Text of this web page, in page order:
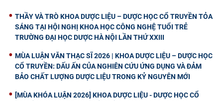
THẦY VÀ TRÒ KHOA DƯỢC LIỆU – DƯỢC HỌC CỔ TRUYỀN TỎA
SÁNG TẠI HỘI NGHỊ KHOA HỌC CÔNG NGHỆ TUỔI TRẺ
TRƯỜNG ĐẠI HỌC DƯỢC HÀ NỘI LẦN THỨ XXIII
MÙA LUẬN VĂN THẠC SĨ 2026 | KHOA DƯỢC LIỆU – DƯỢC HỌC
CỔ TRUYỀN: DẤU ẤN CỦA NGHIÊN CỨU ỨNG DỤNG VÀ ĐẢM
BẢO CHẤT LƯỢNG DƯỢC LIỆU TRONG KỶ NGUYÊN MỚI
[MÙA KHÓA LUẬN 2026] KHOA DƯỢC LIỆU - DƯỢC HỌC CỔ